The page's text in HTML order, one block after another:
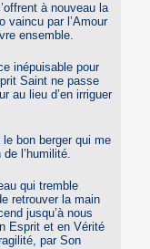
à nouveau la
vaincu par l’Amour
ensemble.
inépuisable pour
Saint ne passe
au lieu d’en irriguer
le bon berger qui me
l’humilité.
qui tremble
retrouver la main
jusqu’à nous
Esprit et en Vérité
par Son